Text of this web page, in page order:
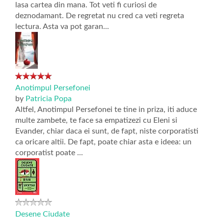
lasa cartea din mana. Tot veti fi curiosi de
deznodamant. De regretat nu cred ca veti regreta
lectura. Asta va pot garan...
Anotimpul Persefonei
by Patricia Popa
Altfel, Anotimpul Persefonei te tine in priza, iti aduce
multe zambete, te face sa empatizezi cu Eleni si
Evander, chiar daca ei sunt, de fapt, niste corporatisti
ca oricare altii. De fapt, poate chiar asta e ideea: un
corporatist poate ...
Desene Ciudate